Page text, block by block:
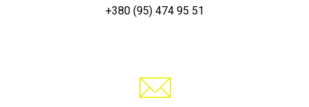
+380 (95) 474 95 51